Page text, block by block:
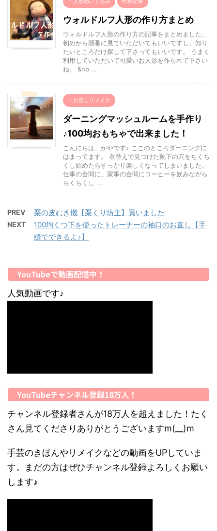
ウォルドルフ人形の作り方まとめ
ウォルドルフ人形の作り方の記事をまとめました。
初めから順番に見ていただいてもいいですし、知り
たいところだけ探して下さってもいいです。 うまく
利用していただいて可愛いお人形を作られて下さい
ね。 &nb ...
・お直しリメイク
ダーニングマッシュルームを手作り
♪100均おもちゃで出来ました！
こんにちは、かやです♪ ここのところダーニングに
はまってます。 衣替えで見つけた靴下の穴をちくち
くし始めたらすっかり楽しくなってしまいました。
仕事の合間に、家事の合間にコーヒーを飲みながら
ちくちくし ...
PREV 栗の皮むき機【栗くり坊主】買いました
NEXT
100均くつ下を使ったトレーナーの袖口のお直し【手
縫でできるよ♪】
YouTubeで動画配信中！
人気動画です♪
YouTubeチャンネル登録18万人！
チャンネル登録者さんが18万人を超えました！たく
さん見てくださりありがとうございますm(__)m
手芸のきほんやリメイクなどの動画をUPしていま
す。まだの方はぜひチャンネル登録よろしくお願い
します♪